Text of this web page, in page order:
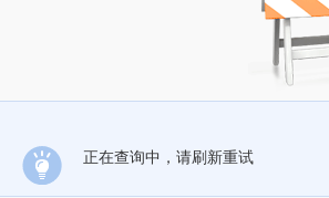
正在查询中，请刷新重试